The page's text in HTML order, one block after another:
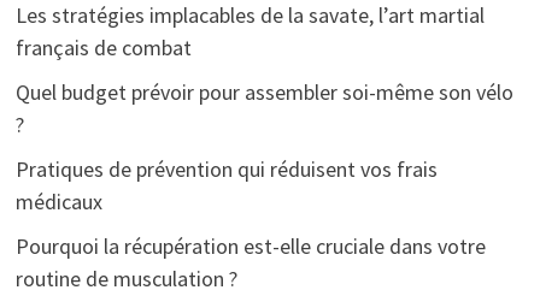
Les stratégies implacables de la savate, l’art martial
français de combat
Quel budget prévoir pour assembler soi-même son vélo
?
Pratiques de prévention qui réduisent vos frais
médicaux
Pourquoi la récupération est-elle cruciale dans votre
routine de musculation ?